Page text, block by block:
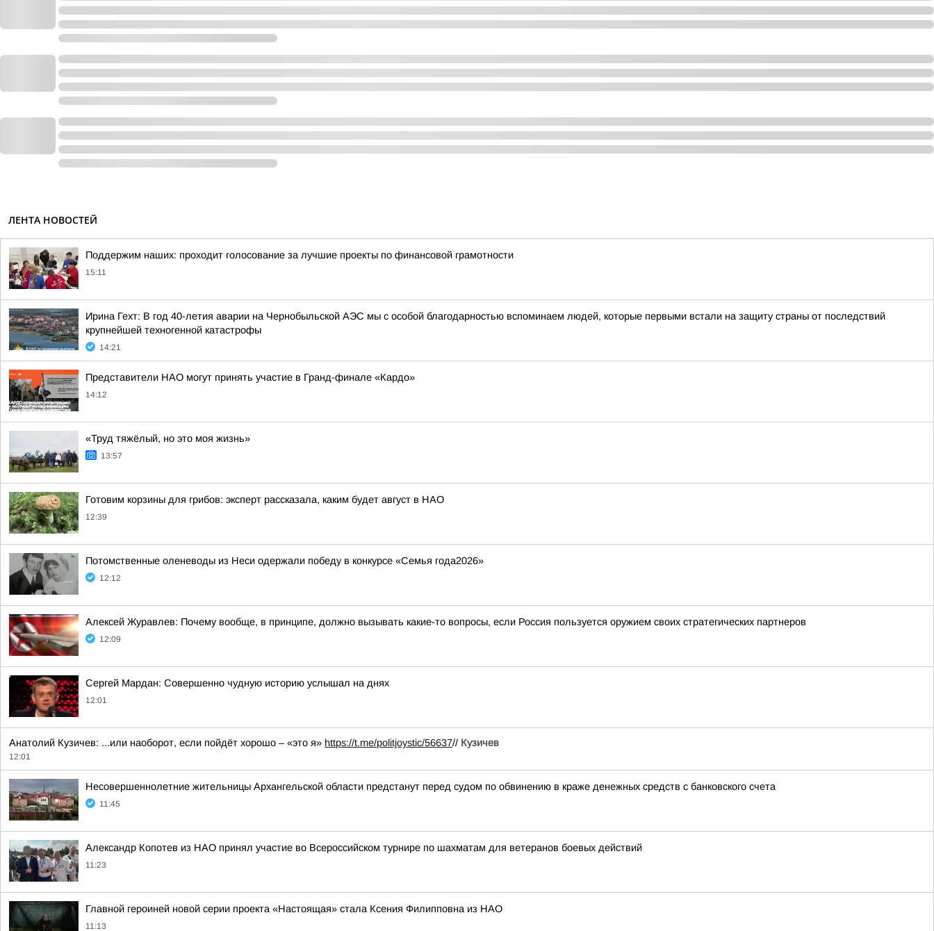
ЛЕНТА НОВОСТЕЙ
Поддержим наших: проходит голосование за лучшие проекты по финансовой грамотности
15:11
Ирина Гехт: В год 40-летия аварии на Чернобыльской АЭС мы с особой благодарностью вспоминаем людей, которые первыми встали на защиту страны от последствий
крупнейшей техногенной катастрофы
14:21
Представители НАО могут принять участие в Гранд-финале «Кардо»
14:12
«Труд тяжёлый, но это моя жизнь»
13:57
Готовим корзины для грибов: эксперт рассказала, каким будет август в НАО
12:39
Потомственные оленеводы из Неси одержали победу в конкурсе «Семья года2026»
12:12
Алексей Журавлев: Почему вообще, в принципе, должно вызывать какие-то вопросы, если Россия пользуется оружием своих стратегических партнеров
12:09
Сергей Мардан: Совершенно чудную историю услышал на днях
12:01
Анатолий Кузичев: ...или наоборот, если пойдёт хорошо – «это я» https://t.me/politjoystic/56637// Кузичев
12:01
Несовершеннолетние жительницы Архангельской области предстанут перед судом по обвинению в краже денежных средств с банковского счета
11:45
Александр Копотев из НАО принял участие во Всероссийском турнире по шахматам для ветеранов боевых действий
11:23
Главной героиней новой серии проекта «Настоящая» стала Ксения Филипповна из НАО
11:13